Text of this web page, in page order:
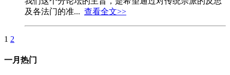
及各法门的准... 查看全文>>
1 2
一月热门